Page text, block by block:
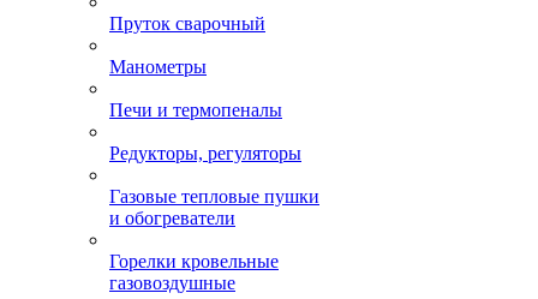
Пруток сварочный
Манометры
Печи и термопеналы
Редукторы, регуляторы
Газовые тепловые пушки
и обогреватели
Горелки кровельные
газовоздушные